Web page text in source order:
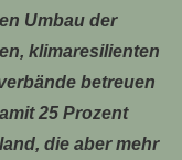
Umbau der
klimaresilienten
betreuen
25 Prozent
die aber mehr